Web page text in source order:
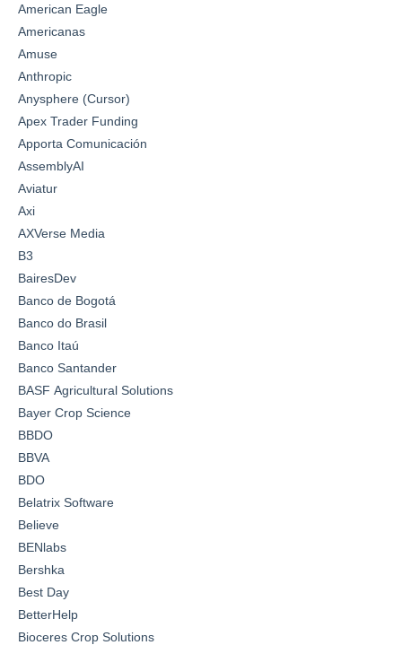
American Eagle
Americanas
Amuse
Anthropic
Anysphere (Cursor)
Apex Trader Funding
Apporta Comunicación
AssemblyAI
Aviatur
Axi
AXVerse Media
B3
BairesDev
Banco de Bogotá
Banco do Brasil
Banco Itaú
Banco Santander
BASF Agricultural Solutions
Bayer Crop Science
BBDO
BBVA
BDO
Belatrix Software
Believe
BENlabs
Bershka
Best Day
BetterHelp
Bioceres Crop Solutions